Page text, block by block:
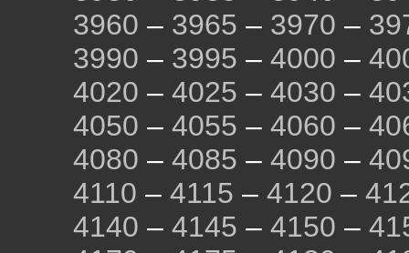
3960 – 3965 – 3970 –
3990 – 3995 – 4000 –
4020 – 4025 – 4030 –
4050 – 4055 – 4060 –
4080 – 4085 – 4090 –
4110 – 4115 – 4120 –
4140 – 4145 – 4150 –